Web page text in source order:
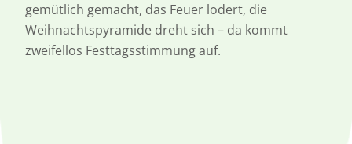
gemütlich gemacht, das Feuer lodert, die
Weihnachtspyramide dreht sich – da kommt
zweifellos Festtagsstimmung auf.